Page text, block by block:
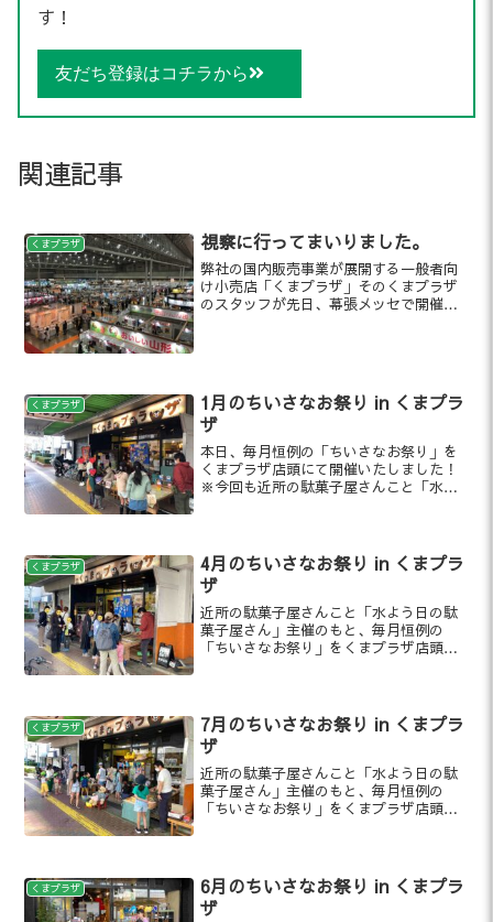
す！
友だち登録はコチラから
関連記事
くまプラザ 視察に行ってまいりました。
弊社の国内販売事業が展開する一般者向
け小売店「くまプラザ」そのくまプラザ
のスタッフが先日、幕張メッセで開催中
くまプラザ
1月のちいさなお祭り in くまプラ
ザ
本日、毎月恒例の「ちいさなお祭り」を
くまプラザ店頭にて開催いたしました！
※今回も近所の駄菓子屋さんこと「水よ
くまプラザ
4月のちいさなお祭り in くまプラ
ザ
近所の駄菓子屋さんこと「水よう日の駄
菓子屋さん」主催のもと、毎月恒例の
「ちいさなお祭り」をくまプラザ店頭に
くまプラザ
7月のちいさなお祭り in くまプラ
ザ
近所の駄菓子屋さんこと「水よう日の駄
菓子屋さん」主催のもと、毎月恒例の
「ちいさなお祭り」をくまプラザ店頭に
くまプラザ
6月のちいさなお祭り in くまプラ
ザ